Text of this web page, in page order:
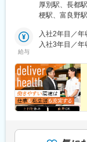
います。
品や、水道水
けるための医
当社のお客様
ラを支える各
い専門性を求
新人研修や
が整っており
えるやりがい
形／福島■関
信越新潟／富
広島／島根／
分／宮崎／鹿
岡県静岡県島
田字南中道476
田辺営業所：
都府京都市北
字宮ノ東41-
厚別駅、長都
梗駅、富良野
鹿島神宮駅、
駅、太田駅(群
駅、砺波駅、
駅、上越妙高
駅、西上田駅
川公園駅、妙
駅(地下鉄)、
出雲市駅、高
給与
入社2年目／年
入社3年目／年